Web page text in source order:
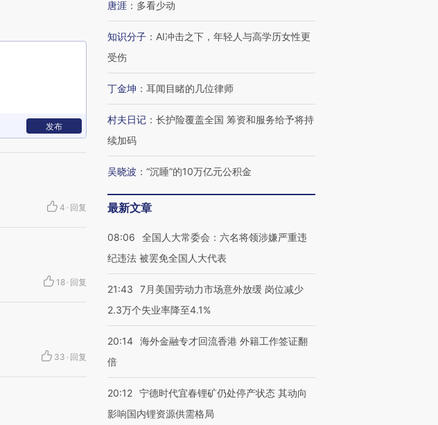
发布
4 · 回复
18 · 回复
33 · 回复
唐涯 ： 多看少动
知识分子 ： AI冲击之下，年轻人与高学历女性更
受伤
丁金坤 ： 耳闻目睹的几位律师
村夫日记 ： 长护险覆盖全国 筹资和服务给予将持
续加码
吴晓波 ： “沉睡”的10万亿元公积金
最新文章
08:06
全国人大常委会：六名将领涉嫌严重违
纪违法 被罢免全国人大代表
21:43
7月美国劳动力市场意外放缓 岗位减少
2.3万个失业率降至4.1%
20:14 海外金融专才回流香港 外籍工作签证翻
倍
20:12 宁德时代宜春锂矿仍处停产状态 其动向
影响国内锂资源供需格局